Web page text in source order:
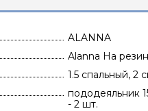
ALANNA
Alanna На
1.5 спальный, 2
пододеяльник
- 2 шт.